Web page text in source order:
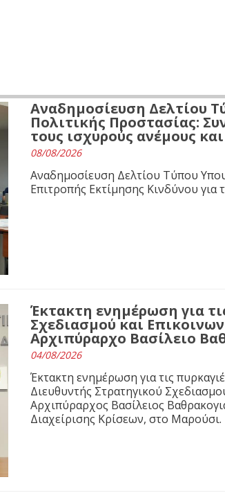
Αναδημοσίευση Δελτίου
Πολιτικής Προστασίας:
τους ισχυρούς ανέμους
08/08/2026
Αναδημοσίευση Δελτίου Τύπου
Επιτροπής Εκτίμησης Κινδύνου για
Έκτακτη ενημέρωση για
Σχεδιασμού και
Αρχιπύραρχο Βασίλειο
04/08/2026
Έκτακτη ενημέρωση για τις
Διευθυντής Στρατηγικού
Αρχιπύραρχος Βασίλειος
Διαχείρισης Κρίσεων, στο Μαρούσι.